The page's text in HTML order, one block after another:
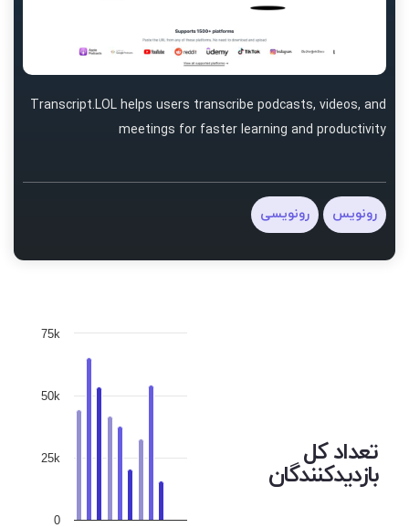
Transcript.LOL helps users transcribe podcasts, videos, and
meetings for faster learning and productivity
رونویس رونویسی
تعداد کل
بازدیدکنندگان
0
25k
50k
75k